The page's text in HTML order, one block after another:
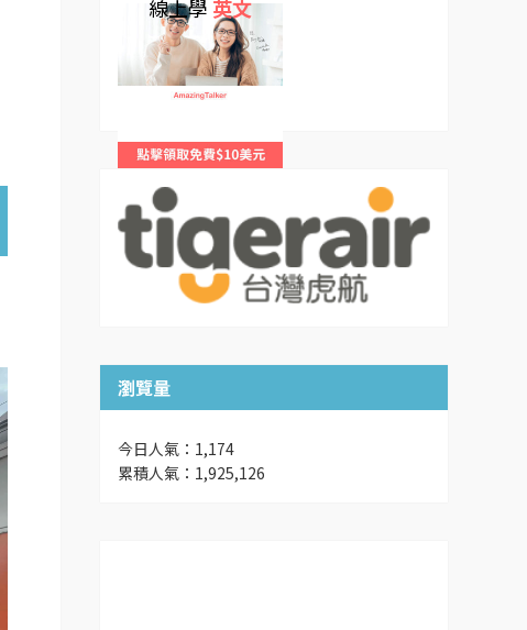
線上學 英文
瀏覽量
今日人氣：1,174
累積人氣：1,925,126